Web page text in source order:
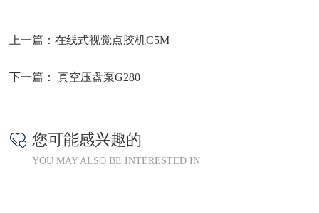
上一篇：在线式视觉点胶机C5M
下一篇：真空压盘泵G280
您可能感兴趣的
YOU MAY ALSO BE INTERESTED IN